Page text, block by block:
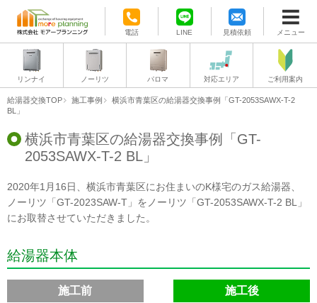
電話 LINE 見積依頼 メニュー
リンナイ ノーリツ パロマ 対応エリア ご利用案内
給湯器交換TOP 施工事例
横浜市青葉区の給湯器交換事例「GT-2053SAWX-T-2
BL」
横浜市青葉区の給湯器交換事例「GT-
2053SAWX-T-2 BL」
2020年1月16日、横浜市青葉区にお住まいのK様宅のガス給湯器、
ノーリツ「GT-2023SAW-T」をノーリツ「GT-2053SAWX-T-2 BL」
にお取替させていただきました。
給湯器本体
施工前 施工後